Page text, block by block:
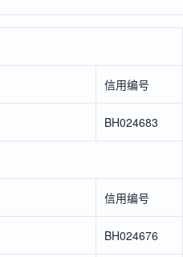
信用编号
BH024683
信用编号
BH024676